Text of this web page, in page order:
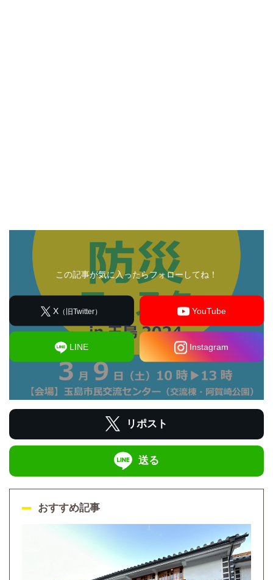
この記事が気に入ったらフォローしてね！
X （旧Twitter） YouTube
LINE Instagram
リポスト
送る
おすすめ記事